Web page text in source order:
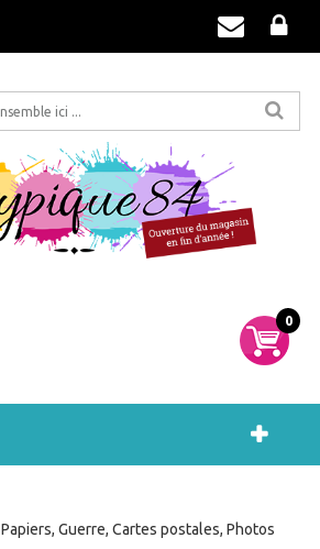
0
Papiers, Guerre, Cartes postales, Photos